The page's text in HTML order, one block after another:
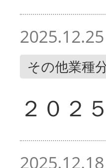
2025.12.25
その他業種
２０２
2025.12.18